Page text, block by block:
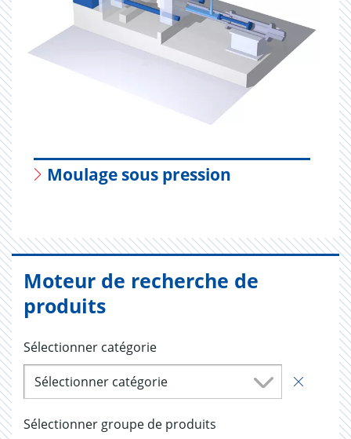
Moulage sous pression
Moteur de recherche de
produits
Sélectionner catégorie
Sélectionner catégorie
Sélectionner groupe de produits